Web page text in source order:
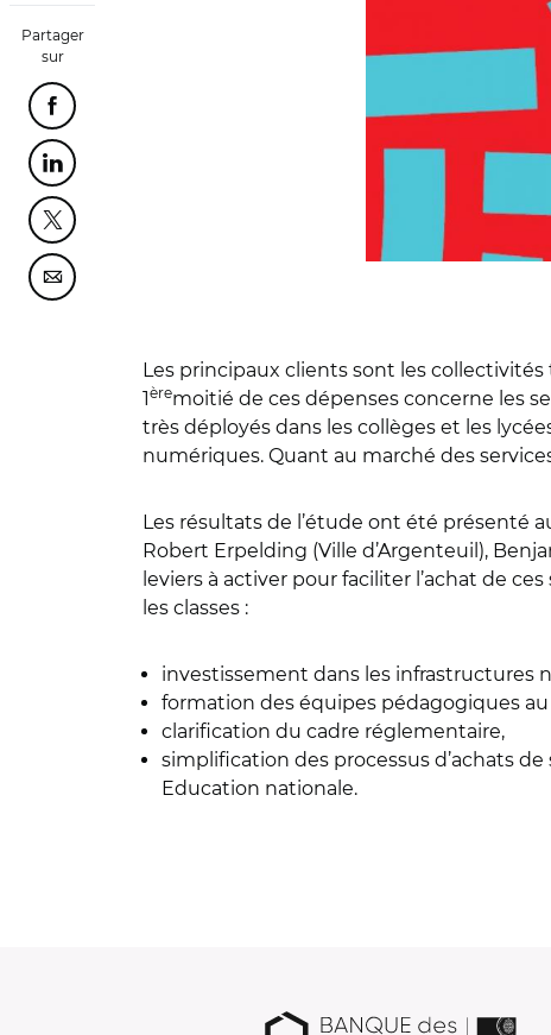
Partager
sur
Partager cette page sur Facebook
Partager cette page sur Linkedin
Partager cette page sur Twitter
Partager cette page sur Courriel
Les principaux clients sont les
1èremoitié de ces dépenses concerne les
très déployés dans les collèges et les
numériques. Quant au marché des
Les résultats de l’étude ont été présenté
Robert Erpelding (Ville d’Argenteuil),
leviers à activer pour faciliter l’achat de
les classes :
investissement dans les
formation des équipes pédagogiques
clarification du cadre réglementaire,
simplification des processus d’achats
Education nationale.